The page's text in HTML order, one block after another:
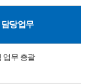
담당업무
업무 총괄